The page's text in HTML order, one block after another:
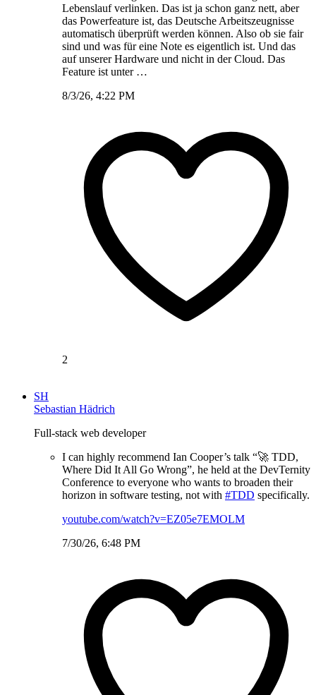
Lebenslauf verlinken. Das ist ja schon ganz nett, aber
das Powerfeature ist, das Deutsche Arbeitszeugnisse
automatisch überprüft werden können. Also ob sie fair
sind und was für eine Note es eigentlich ist. Und das
auf unserer Hardware und nicht in der Cloud. Das
Feature ist unter …
8/3/26, 4:22 PM
2
SH
Sebastian Hädrich
Full-stack web developer
I can highly recommend Ian Cooper’s talk “🚀 TDD,
Where Did It All Go Wrong”, he held at the DevTernity
Conference to everyone who wants to broaden their
horizon in software testing, not with #TDD specifically.
youtube.com/watch?v=EZ05e7EMOLM
7/30/26, 6:48 PM